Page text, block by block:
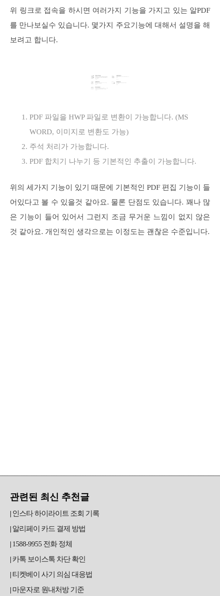
위 링크로 접속을 하시면 여러가지 기능을 가지고 있는 알PDF
를 만나보실수 있습니다. 몇가지 주요기능에 대해서 설명을 해
보려고 합니다.
PDF 파일을 HWP 파일로 변환이 가능합니다. (MS
WORD, 이미지로 변환도 가능)
주석 처리가 가능합니다.
PDF 합치기 나누기 등 기본적인 추출이 가능합니다.
위의 세가지 기능이 있기 때문에 기본적인 PDF 편집 기능이 들
어있다고 볼 수 있을것 같아요. 물론 단점도 있습니다. 꽤나 많
은 기능이 들어 있어서 그런지 조금 무거운 느낌이 없지 않은
것 같아요. 개인적인 생각으로는 이정도는 괜찮은 수준입니다.
관련된 최신 추천글
인스타 하이라이트 조회 기록
알리페이 카드 결제 방법
1588-9955 전화 정체
카톡 보이스톡 차단 확인
티켓베이 사기 의심 대응법
마운자로 원내처방 기준